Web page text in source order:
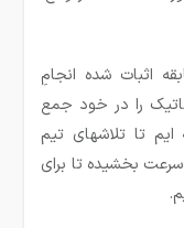
و سابقه اثبات شده انجامِ
را در خود جمع
تا تلاشهای تیم
بخشیده تا برای